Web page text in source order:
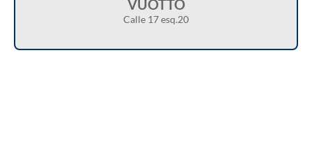
VUOTTO
Calle 17 esq.20